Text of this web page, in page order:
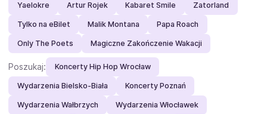
Yaelokre Artur Rojek Kabaret Smile Zatorland
Tylko na eBilet Malik Montana Papa Roach
Only The Poets Magiczne Zakończenie Wakacji
Poszukaj: Koncerty Hip Hop Wrocław
Wydarzenia Bielsko-Biała Koncerty Poznań
Wydarzenia Wałbrzych Wydarzenia Włocławek